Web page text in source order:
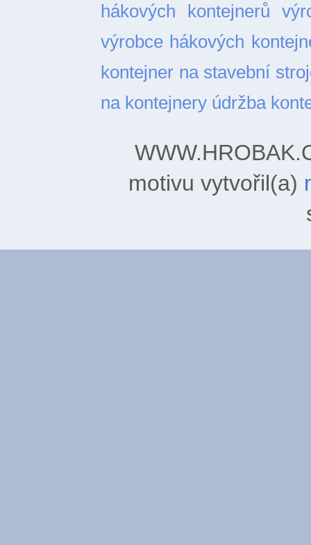
hákových kontejnerů
výrobce hákových
kontejner na stavební
na kontejnery údržba
motivu vytvořil(a)